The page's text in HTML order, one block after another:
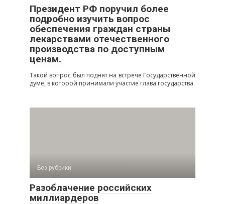
Президент РФ поручил более
подробно изучить вопрос
обеспечения граждан страны
лекарствами отечественного
производства по доступным
ценам.
Такой вопрос был поднят на встрече Государственной
думе, в которой принимали участие глава государства
Без рубрики
Разоблачение российских
миллиардеров